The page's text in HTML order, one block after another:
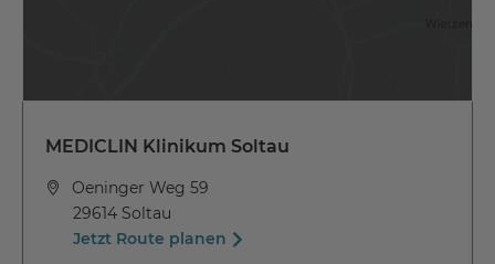
MEDICLIN Klinikum Soltau
Oeninger Weg 59
29614 Soltau
Jetzt Route planen